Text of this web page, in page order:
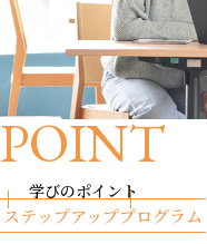
POINT
学びのポイント
ステップアッププログラム